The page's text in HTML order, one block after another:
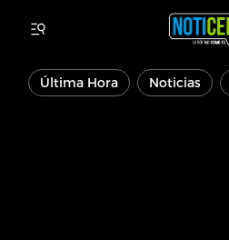
Última Hora Noticias